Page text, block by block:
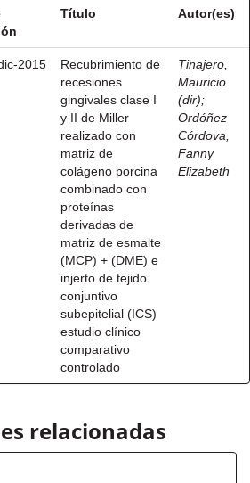
Título Autor(es)
2015
Recubrimiento de
recesiones
gingivales clase I
y II de Miller
realizado con
matriz de
colágeno porcina
combinado con
proteínas
derivadas de
matriz de esmalte
(MCP) + (DME) e
injerto de tejido
conjuntivo
subepitelial (ICS)
estudio clínico
comparativo
controlado
Tinajero,
Mauricio
(dir);
Ordóñez
Córdova,
Fanny
Elizabeth
relacionadas